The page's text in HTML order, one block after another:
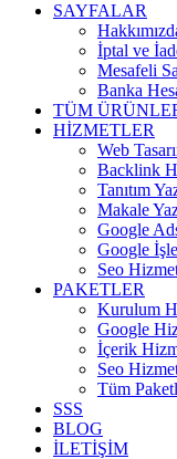
SAYFALAR
İptal ve
Mesafeli
Banka
TÜM
HİZMETLER
Web
Backlink
Tanıtım
Makale
Google
Google
Seo
PAKETLER
Kurulum
Google
İçerik
Seo
Tüm
SSS
BLOG
İLETİŞİM